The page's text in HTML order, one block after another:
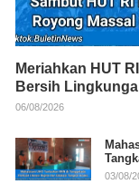
Meriahkan HUT
Bersih
06/08/2026
03/08/